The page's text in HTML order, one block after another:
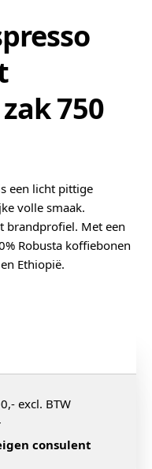
750
een licht pittige
volle smaak.
brandprofiel. Met een
Robusta koffiebonen
Ethiopië.
excl. BTW
consulent